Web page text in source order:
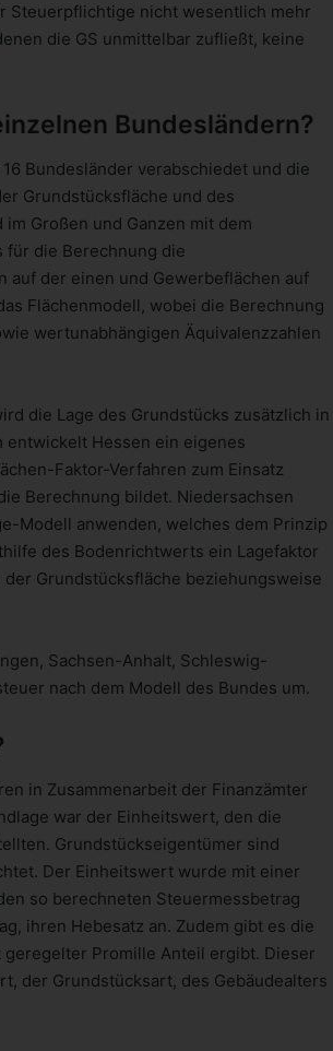
Steuerpflichtige nicht wesentlich mehr
die GS unmittelbar zufließt, keine
Bundesländern?
Bundesländer verabschiedet und die
Grundstücksfläche und des
Großen und Ganzen mit dem
für die Berechnung die
auf der einen und Gewerbeflächen auf
Flächenmodell, wobei die Berechnung
wertunabhängigen Äquivalenzzahlen
die Lage des Grundstücks zusätzlich in
Hessen ein eigenes
Faktor-Verfahren zum Einsatz
Berechnung bildet. Niedersachsen
Modell anwenden, welches dem Prinzip
des Bodenrichtwerts ein Lagefaktor
Grundstücksfläche beziehungsweise
Sachsen-Anhalt, Schleswig-
nach dem Modell des Bundes um.
in Zusammenarbeit der Finanzämter
war der Einheitswert, den die
Grundstückseigentümer sind
Der Einheitswert wurde mit einer
so berechneten Steuermessbetrag
ihren Hebesatz an. Zudem gibt es die
Promille Anteil ergibt. Dieser
der Grundstücksart, des Gebäudealters